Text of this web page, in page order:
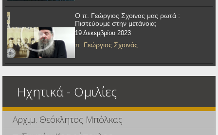
Ο π. Γεώργιος Σχοινας μας ρωτά :
Πιστεύουμε στην μετάνοια;
19 Δεκεμβρίου 2023
π. Γεώργιος Σχοινάς
Ηχητικά - Ομιλίες
Αρχιμ. Θεόκλητος Μπόλκας